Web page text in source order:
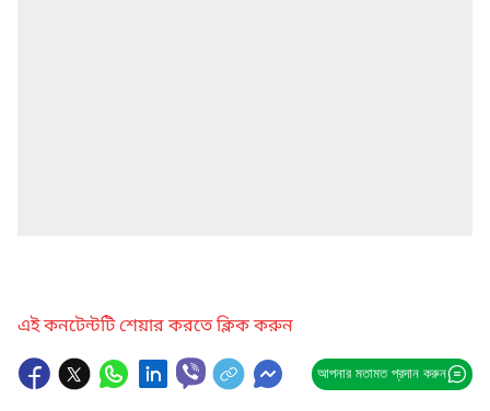
এই কনটেন্টটি শেয়ার করতে ক্লিক করুন
আপনার মতামত প্রদান করুন